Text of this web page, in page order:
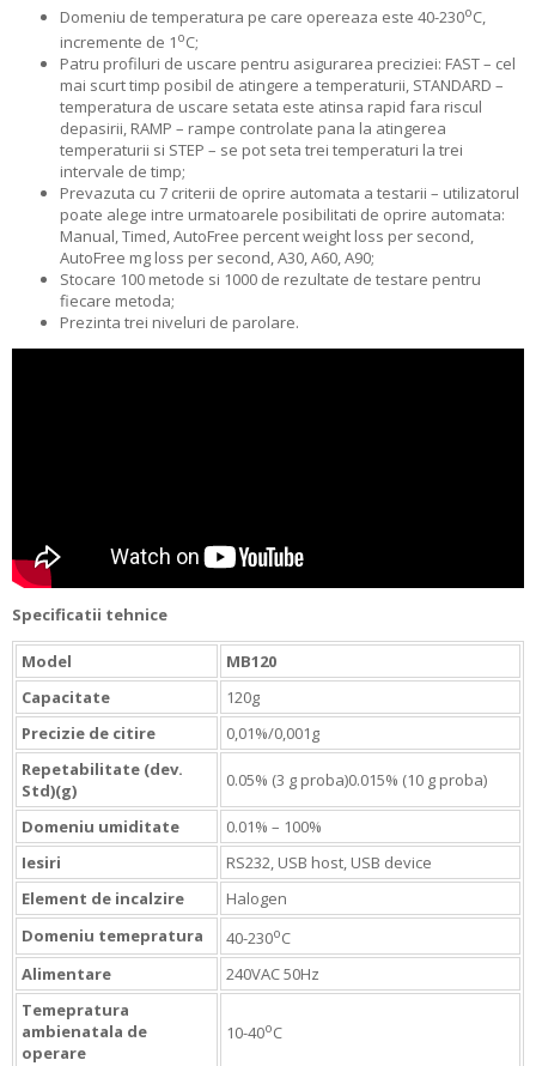
Domeniu de temperatura pe care opereaza este 40-230oC,
incremente de 1 oC;
Patru profiluri de uscare pentru asigurarea preciziei: FAST – cel
mai scurt timp posibil de atingere a temperaturii, STANDARD –
temperatura de uscare setata este atinsa rapid fara riscul
depasirii, RAMP – rampe controlate pana la atingerea
temperaturii si STEP – se pot seta trei temperaturi la trei
intervale de timp;
Prevazuta cu 7 criterii de oprire automata a testarii – utilizatorul
poate alege intre urmatoarele posibilitati de oprire automata:
Manual, Timed, AutoFree percent weight loss per second,
AutoFree mg loss per second, A30, A60, A90;
Stocare 100 metode si 1000 de rezultate de testare pentru
fiecare metoda;
Prezinta trei niveluri de parolare.
Specificatii tehnice
Model
MB120
Capacitate
120g
Precizie de citire
0,01%/0,001g
Repetabilitate (dev.
Std)(g)
0.05% (3 g proba)0.015% (10 g proba)
Domeniu umiditate
0.01% – 100%
Iesiri
RS232, USB host, USB device
Element de incalzire
Halogen
Domeniu temepratura
40-230oC
Alimentare
240VAC 50Hz
Temepratura
ambienatala de
operare
10-40oC